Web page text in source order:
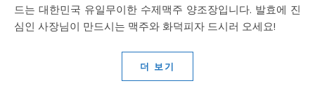
드는 대한민국 유일무이한 수제맥주 양조장입니다. 발효에 진
심인 사장님이 만드시는 맥주와 화덕피자 드시러 오세요!
더 보기